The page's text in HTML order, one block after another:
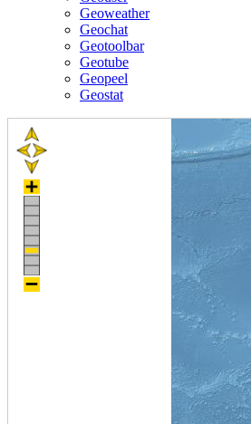
Geoweather
Geochat
Geotoolbar
Geotube
Geopeel
Geostat